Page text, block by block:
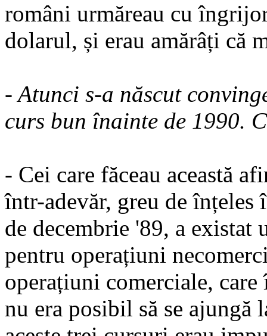
români urmăreau cu
dolarul, și erau amărâți că
- Atunci s-a născut
curs bun înainte de 1990.
- Cei care făceau această
într-adevăr, greu de
de decembrie '89, a
pentru operațiuni
operațiuni comerciale,
nu era posibil să se ajungă